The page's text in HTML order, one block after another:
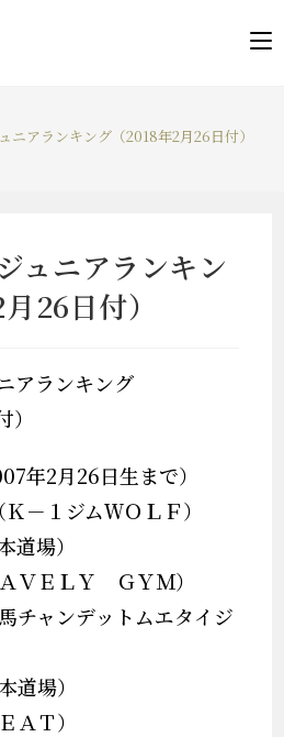
ニアランキング（2018年2月26日付）
ュニアランキン
26日付）
アランキング
年2月26日生まで）
－１ジムＷＯＬＦ）
場）
ＶＥＬＹ ＧＹＭ）
チャンデットムエタイジ
場）
Ｔ）